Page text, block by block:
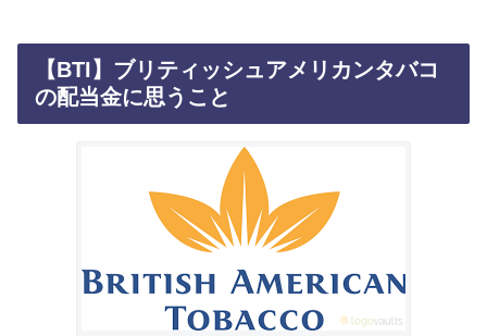
【BTI】ブリティッシュアメリカンタバコ
の配当金に思うこと